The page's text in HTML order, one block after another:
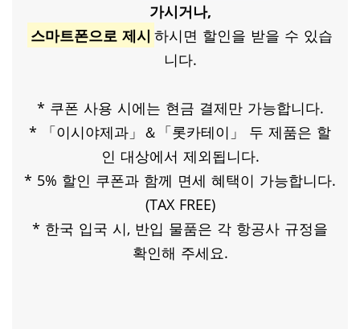
가시거나,
스마트폰으로 제시 하시면 할인을 받을 수 있습
니다.
* 쿠폰 사용 시에는 현금 결제만 가능합니다.
* 「이시야제과」＆「롯카테이」 두 제품은 할
인 대상에서 제외됩니다.
* 5% 할인 쿠폰과 함께 면세 혜택이 가능합니다.
(TAX FREE)
* 한국 입국 시, 반입 물품은 각 항공사 규정을
확인해 주세요.